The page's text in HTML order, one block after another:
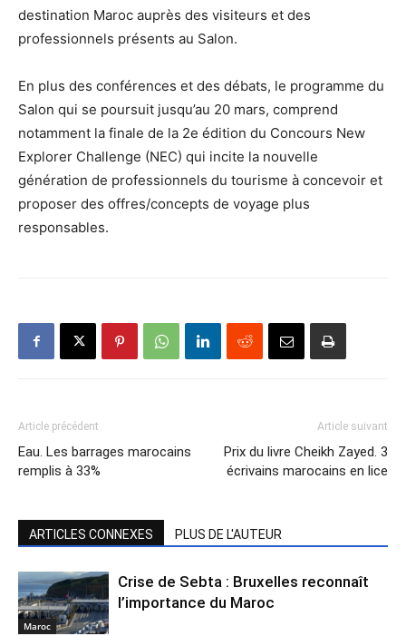
destination Maroc auprès des visiteurs et des
professionnels présents au Salon.
En plus des conférences et des débats, le programme du
Salon qui se poursuit jusqu’au 20 mars, comprend
notamment la finale de la 2e édition du Concours New
Explorer Challenge (NEC) qui incite la nouvelle
génération de professionnels du tourisme à concevoir et
proposer des offres/concepts de voyage plus
responsables.
Article précédent
Eau. Les barrages marocains
remplis à 33%
Article suivant
Prix du livre Cheikh Zayed. 3
écrivains marocains en lice
ARTICLES CONNEXES PLUS DE L'AUTEUR
Maroc
Crise de Sebta : Bruxelles reconnaît
l’importance du Maroc